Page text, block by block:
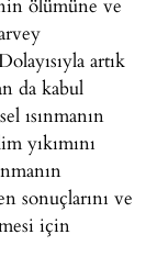
artık
da kabul
ısınmanın
yıkımını
sonuçlarını ve
için